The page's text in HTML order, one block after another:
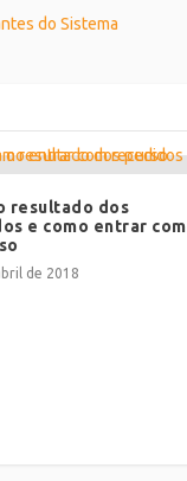
do Sistema
resultado dos
e como entrar com
de 2018